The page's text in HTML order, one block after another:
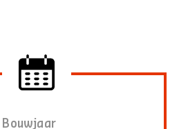
Bouwjaar